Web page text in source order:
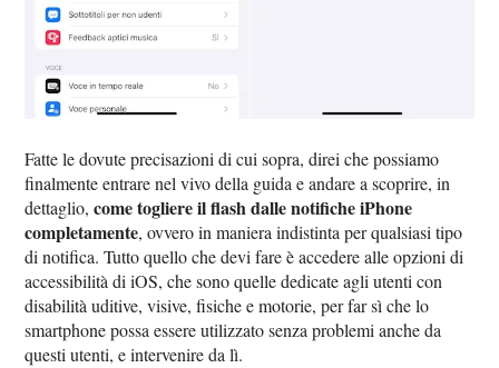
Fatte le dovute precisazioni di cui sopra, direi che possiamo
finalmente entrare nel vivo della guida e andare a scoprire, in
dettaglio,come togliere il flash dalle notifiche iPhone
completamente, ovvero in maniera indistinta per qualsiasi tipo
di notifica. Tutto quello che devi fare è accedere alle opzioni di
accessibilità di iOS, che sono quelle dedicate agli utenti con
disabilità uditive, visive, fisiche e motorie, per far sì che lo
smartphone possa essere utilizzato senza problemi anche da
questi utenti, e intervenire da lì.